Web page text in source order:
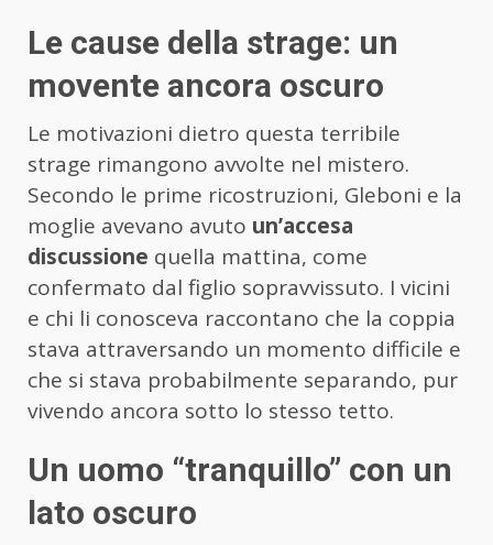
Le cause della strage: un
movente ancora oscuro
Le motivazioni dietro questa terribile
strage rimangono avvolte nel mistero.
Secondo le prime ricostruzioni, Gleboni e la
moglie avevano avuto un’accesa
discussione quella mattina, come
confermato dal figlio sopravvissuto. I vicini
e chi li conosceva raccontano che la coppia
stava attraversando un momento difficile e
che si stava probabilmente separando, pur
vivendo ancora sotto lo stesso tetto.
Un uomo “tranquillo” con un
lato oscuro